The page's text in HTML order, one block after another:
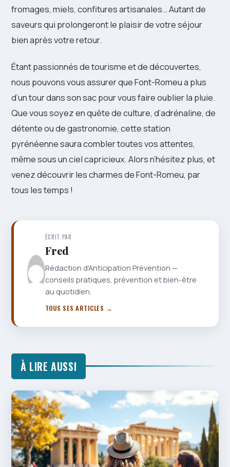
fromages, miels, confitures artisanales… Autant de
saveurs qui prolongeront le plaisir de votre séjour
bien après votre retour.
Étant passionnés de tourisme et de découvertes,
nous pouvons vous assurer que Font-Romeu a plus
d’un tour dans son sac pour vous faire oublier la pluie.
Que vous soyez en quête de culture, d’adrénaline, de
détente ou de gastronomie, cette station
pyrénéenne saura combler toutes vos attentes,
même sous un ciel capricieux. Alors n’hésitez plus, et
venez découvrir les charmes de Font-Romeu, par
tous les temps !
ÉCRIT PAR
Fred
Rédaction d'Anticipation Prévention —
conseils pratiques, prévention et bien-être
au quotidien.
TOUS SES ARTICLES →
À LIRE AUSSI